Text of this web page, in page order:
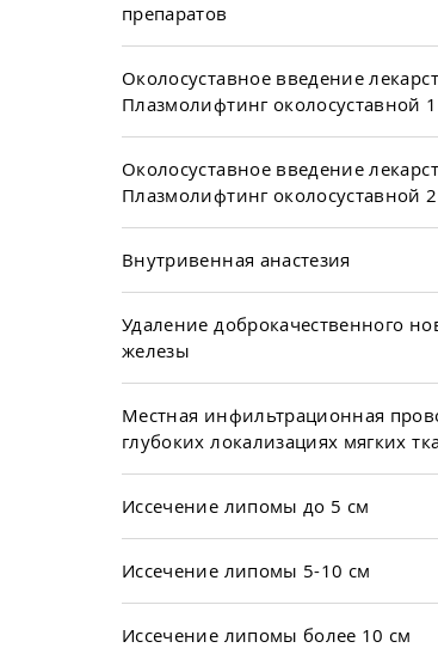
препаратов
Околосуставное введение
Плазмолифтинг околосуставной
Околосуставное введение
Плазмолифтинг околосуставной
Внутривенная анастезия
Удаление доброкачественного
железы
Местная инфильтрационная
глубоких локализациях мягких
Иссечение липомы до 5 см
Иссечение липомы 5-10 см
Иссечение липомы более 10 см